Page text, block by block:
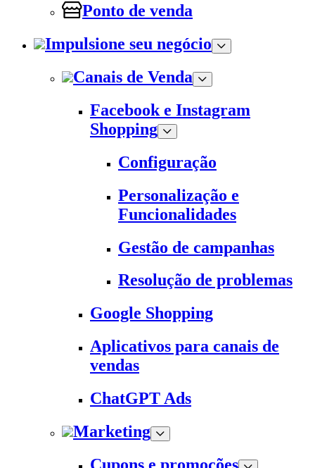
Ponto de venda
Impulsione seu negócio
Canais de Venda
Facebook e Instagram
Shopping
Configuração
Personalização e
Funcionalidades
Gestão de campanhas
Resolução de problemas
Google Shopping
Aplicativos para canais de
vendas
ChatGPT Ads
Marketing